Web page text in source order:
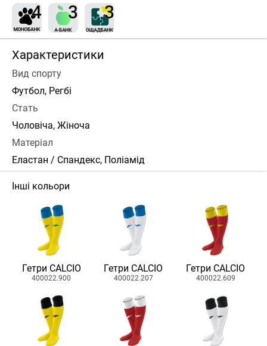
Характеристики
Вид спорту
Футбол, Регбі
Стать
Чоловіча, Жіноча
Матеріал
Еластан / Спандекс, Поліамід
Інші кольори
Гетри CALCIO
400022.900
Гетри CALCIO
400022.207
Гетри CALCIO
400022.609